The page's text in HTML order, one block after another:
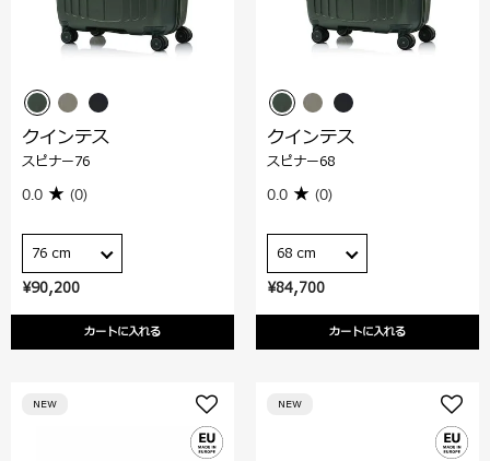
¥90,200
カートに入れる
クインテス
スピナー76
0.0 (0)
76 cm
¥84,700
カートに入れる
クインテス
スピナー68
0.0 (0)
68 cm
NEW NEW